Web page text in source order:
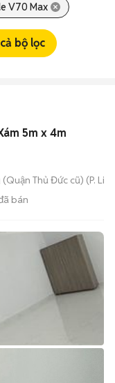
V70 Max
bộ lọc
5m x 4m
(Quận Thủ Đức cũ) (P.
bán